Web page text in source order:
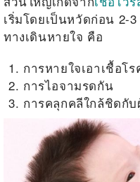
เริ่มโดยเป็นหวัดก่อน 2-
ทางเดินหายใจ คือ
การหายใจเอาเชื้อโ
การไอจามรดกัน
การคลุกคลีใกล้ชิดกั